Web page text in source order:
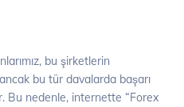
bu şirketlerin
bu tür davalarda başarı
Bu nedenle, internette “Forex